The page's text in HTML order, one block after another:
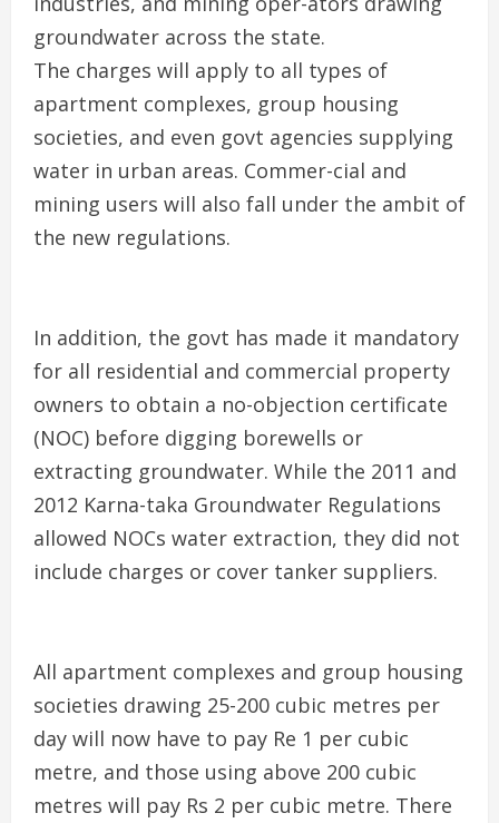
groundwater across the state.
The charges will apply to all types of
apartment complexes, group housing
societies, and even govt agencies supplying
water in urban areas. Commer-cial and
mining users will also fall under the ambit of
the new regulations.
In addition, the govt has made it mandatory
for all residential and commercial property
owners to obtain a no-objection certificate
(NOC) before digging borewells or
extracting groundwater. While the 2011 and
2012 Karna-taka Groundwater Regulations
allowed NOCs water extraction, they did not
include charges or cover tanker suppliers.
All apartment complexes and group housing
societies drawing 25-200 cubic metres per
day will now have to pay Re 1 per cubic
metre, and those using above 200 cubic
metres will pay Rs 2 per cubic metre. There